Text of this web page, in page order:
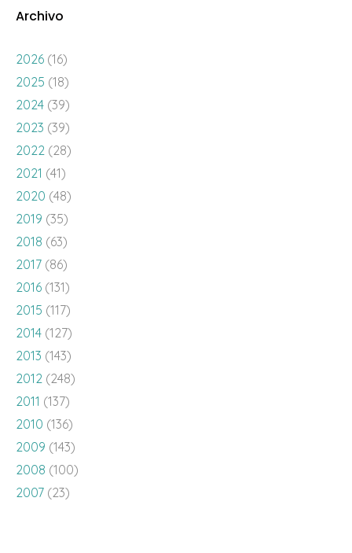
Archivo
2026 (16)
2025 (18)
2024 (39)
2023 (39)
2022 (28)
2021 (41)
2020 (48)
2019 (35)
2018 (63)
2017 (86)
2016 (131)
2015 (117)
2014 (127)
2013 (143)
2012 (248)
2011 (137)
2010 (136)
2009 (143)
2008 (100)
2007 (23)